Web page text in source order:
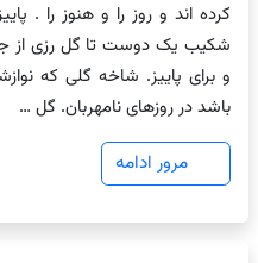
کرده اند و روز را و هنوز را .
شکیب یک دوست تا گل رزی از
و برای پاییز. شاخه گلی که
باشد در روزهای نامهربان. گل …
مرور ادامه